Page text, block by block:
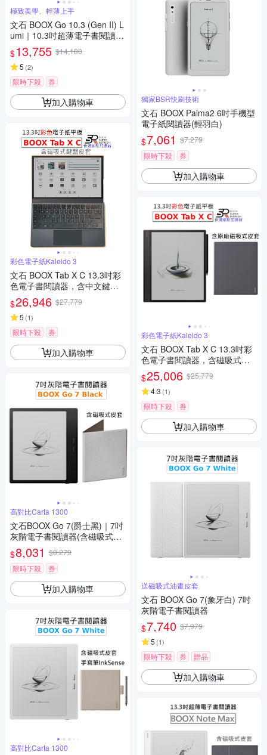
極致美學、輕薄上手
文石 BOOX Go 10.3 (Gen II) L
umi｜10.3吋超薄電子書閱讀器
(前光版)【磁吸式皮套組】
$13,755 $14,180
5 (2)
限時下殺 券
加入購物車
彩色電子紙Kaleido 3
文石 BOOX Tab X C 13.3吋彩
色電子書閱讀器，含中文鍵盤
皮套【鍵盤皮套組】
$26,946 $27,779
5 (1)
限時下殺 券
加入購物車
高對比Carta 1300
文石BOOX Go 7(爵士黑)｜7吋
灰階電子書閱讀器(含磁吸式皮
套)【皮套組】
$8,031 $8,279
限時下殺
券
加入購物車
高對比Carta 1300
獨家BSR快刷技術
文石 BOOX Palma2 6吋手機型
電子紙閱讀器(輕羽白)
$7,061 $7,279
限時下殺
券
加入購物車
彩色電子紙Kaleido 3
文石 BOOX Tab X C 13.3吋彩
色電子書閱讀器，含磁吸式皮
套【皮套組】
$25,006 $25,779
4.3 (1)
限時下殺 券
加入購物車
送磁吸式油畫皮套
文石 BOOX Go 7(象牙白) 7吋
灰階電子書閱讀器
$7,740 $7,979
5 (1)
限時下殺 券 贈品
加入購物車